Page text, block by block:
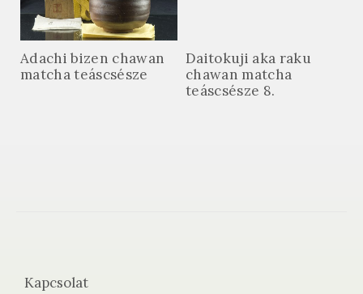
Adachi bizen chawan
matcha teáscsésze
Daitokuji aka raku
chawan matcha
teáscsésze 8.
Kapcsolat